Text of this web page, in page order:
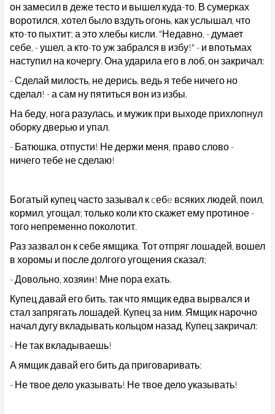
он замесил в деже тесто и вышел куда-то. В сумерках
воротился, хотел было вздуть огонь, как услышал, что
кто-то пыхтит; а это хлебы кисли. "Недавно, - думает
себе, - ушел, а кто-то уж забрался в избу!" - и впотьмах
наступил на кочергу. Она ударила его в лоб, он закричал:
- Сделай милость, не дерись, ведь я тебе ничего но
сделал! - а сам ну пятиться вон из избы.
На беду, нога разулась, и мужик при выходе прихлопнул
оборку дверью и упал.
- Батюшка, отпусти! Не держи меня, право слово -
ничего тебе не сделаю!
Богатый купец часто зазывал к cебe всяких людей, поил,
кормил, угощал; только коли кто скажет ему протиное -
того непременно поколотит.
Раз зазвал он к себе ямщика. Тот отпряг лошадей, вошел
в хоромы и после долгого угощения сказал;
- Довольно, хозяин! Мне пора ехать.
Купец давай его бить, так что ямщик едва вырвался и
стал запрягать лошадей. Купец за ним. Ямщик нарочно
начал дугу вкладывать кольцом назад. Купец закричал:
- Не так вкладываешь!
А ямщик давай его бить да приговаривать:
- Не твое дело указывать! Не твое дело указывать!